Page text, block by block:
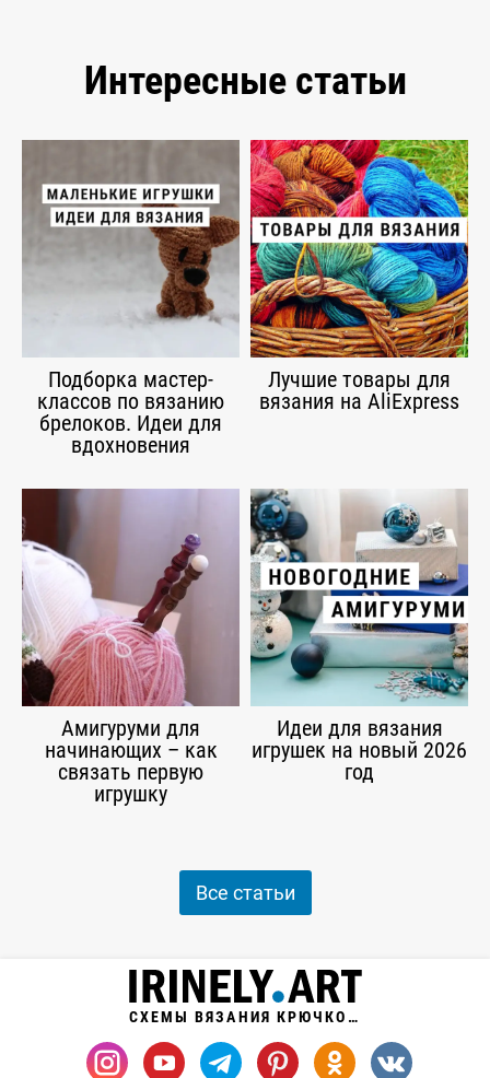
Интересные статьи
Подборка мастер-
классов по вязанию
брелоков. Идеи для
вдохновения
Лучшие товары для
вязания на AliExpress
Амигуруми для
начинающих – как
связать первую
игрушку
Идеи для вязания
игрушек на новый 2026
год
Все статьи
СХЕМЫ ВЯЗАНИЯ КРЮЧКОМ